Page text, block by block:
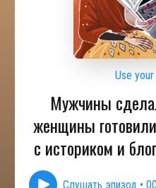
Use
Мужчины
женщины
с историком и
Слушать эпизод •